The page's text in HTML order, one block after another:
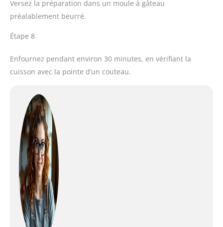
Versez la préparation dans un moule à gâteau
préalablement beurré.
Étape 8
Enfournez pendant environ 30 minutes, en vérifiant la
cuisson avec la pointe d’un couteau.